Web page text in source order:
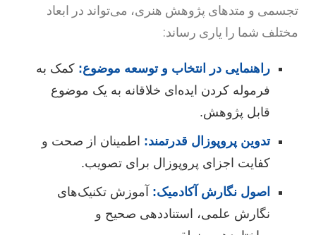
و متدهای پژوهش هنری، می‌تواند در ابعاد
شما را یاری رساند:
راهنمایی در انتخاب و توسعه موضوع:کمک به
فرموله کردن ایده‌ای خلاقانه به یک موضوع
قابل پژوهش.
تدوین پروپوزال قدرتمند:اطمینان از صحت و
کفایت اجزای پروپوزال برای تصویب.
اصول نگارش آکادمیک:آموزش تکنیک‌های
نگارش علمی، استناددهی صحیح و